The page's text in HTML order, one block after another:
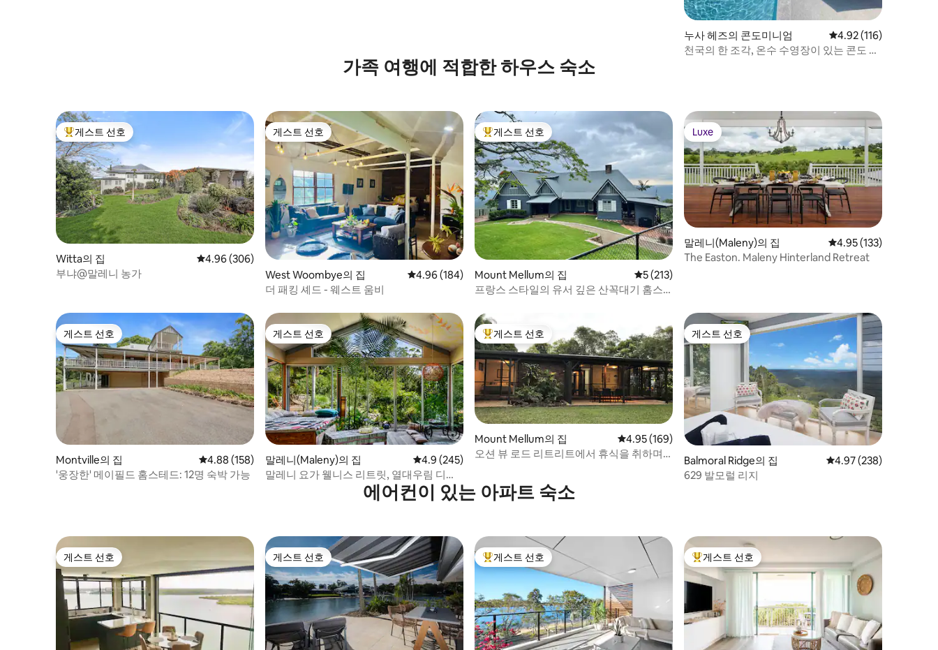
누사 헤즈의 콘도미니엄 평점 4.92점(5점 만점),
4.92 (116)
천국의 한 조각, 온수 수영장이 있는 콘도 전
가족 여행에 적합한 하우스 숙소
상위 게스트 선호
게스트 선호
Witta의 집 평점 4.96점(5점 만점), 후기 306개
4.96 (306)
부냐@말레니 농가
게스트 선호
게스트 선호
West Woombye의 집 평점 4.96점(5점 만점), 후기 184개
4.96 (184)
더 패킹 셰드 - 웨스트 움비
상위 게스트 선호
게스트 선호
Mount Mellum의 집 평점 5점(5점 만점), 후기 213개
5 (213)
프랑스 스타일의 유서 깊은 산꼭대기 홈스
Luxe
Luxe
말레니(Maleny)의 집 평점 4.95점(5점 만점),
4.95 (133)
The Easton. Maleny Hinterland Retreat
게스트 선호
게스트 선호
Montville의 집 평점 4.88점(5점 만점), 후기 158개
4.88 (158)
'웅장한' 메이필드 홈스테드: 12명 숙박 가능
게스트 선호
게스트 선호
말레니(Maleny)의 집 평점 4.9점(5점 만점), 후기 245개
4.9 (245)
말레니 요가 웰니스 리트릿, 열대우림 디톡
상위 게스트 선호
게스트 선호
Mount Mellum의 집 평점 4.95점(5점 만점), 후기 169개
4.95 (169)
오션 뷰 로드 리트리트에서 휴식을 취하며
게스트 선호
게스트 선호
Balmoral Ridge의 집 평점 4.97점(5점 만점),
4.97 (238)
629 발모럴 리지
에어컨이 있는 아파트 숙소
게스트 선호
게스트 선호 게스트 선호
게스트 선호 상위 게스트 선호
게스트 선호 상위 게스트 선호
게스트 선호